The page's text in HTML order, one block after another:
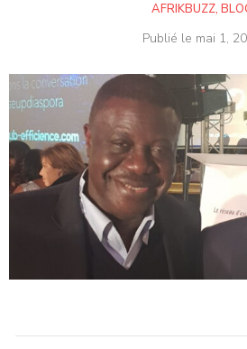
AFRIKBUZZ,
Publié le mai 1,